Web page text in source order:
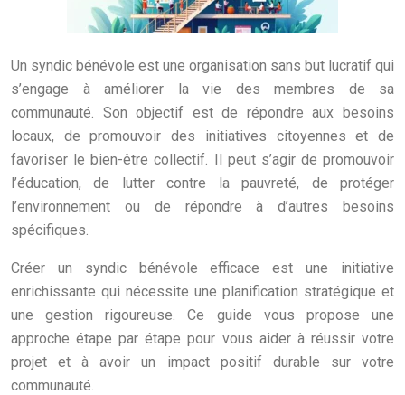
Un syndic bénévole est une organisation sans but lucratif qui
s’engage à améliorer la vie des membres de sa
communauté. Son objectif est de répondre aux besoins
locaux, de promouvoir des initiatives citoyennes et de
favoriser le bien-être collectif. Il peut s’agir de promouvoir
l’éducation, de lutter contre la pauvreté, de protéger
l’environnement ou de répondre à d’autres besoins
spécifiques.
Créer un syndic bénévole efficace est une initiative
enrichissante qui nécessite une planification stratégique et
une gestion rigoureuse. Ce guide vous propose une
approche étape par étape pour vous aider à réussir votre
projet et à avoir un impact positif durable sur votre
communauté.